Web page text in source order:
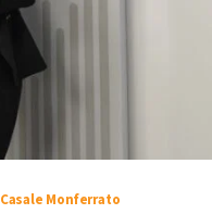
Casale Monferrato